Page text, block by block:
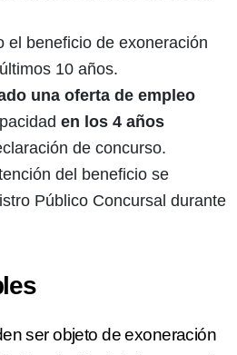
el beneficio de exoneración
10 años.
una oferta de empleo
en los 4 años
de concurso.
del beneficio se
Público Concursal durante
ser objeto de exoneración